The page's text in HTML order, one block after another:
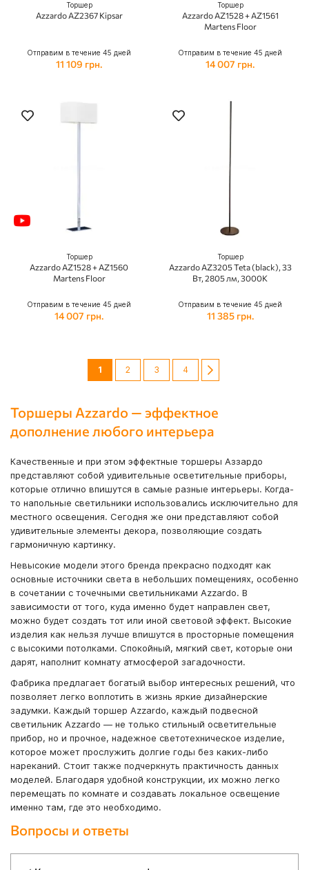
Торшер
Azzardo AZ2367 Kipsar
Отправим в течение 45 дней
11 109 грн.
Торшер
Azzardo AZ1528 + AZ1561
Martens Floor
Отправим в течение 45 дней
14 007 грн.
Торшер
Azzardo AZ1528 + AZ1560
Martens Floor
Отправим в течение 45 дней
14 007 грн.
Торшер
Azzardo AZ3205 Teta (black), 33
Вт, 2805 лм, 3000K
Отправим в течение 45 дней
11 385 грн.
You're currently reading page
1 Сторінка
2 Сторінка
3 Сторінка
4 Сторінка
Следующий
Торшеры Azzardo — эффектное
дополнение любого интерьера
Качественные и при этом эффектные торшеры Аззардо
представляют собой удивительные осветительные приборы,
которые отлично впишутся в самые разные интерьеры. Когда-
то напольные светильники использовались исключительно для
местного освещения. Сегодня же они представляют собой
удивительные элементы декора, позволяющие создать
гармоничную картинку.
Невысокие модели этого бренда прекрасно подходят как
основные источники света в небольших помещениях, особенно
в сочетании с точечными светильниками Azzardo. В
зависимости от того, куда именно будет направлен свет,
можно будет создать тот или иной световой эффект. Высокие
изделия как нельзя лучше впишутся в просторные помещения
с высокими потолками. Спокойный, мягкий свет, которые они
дарят, наполнит комнату атмосферой загадочности.
Фабрика предлагает богатый выбор интересных решений, что
позволяет легко воплотить в жизнь яркие дизайнерские
задумки. Каждый торшер Azzardo, каждый подвесной
светильник Azzardo — не только стильный осветительные
прибор, но и прочное, надежное светотехническое изделие,
которое может прослужить долгие годы без каких-либо
нареканий. Стоит также подчеркнуть практичность данных
моделей. Благодаря удобной конструкции, их можно легко
перемещать по комнате и создавать локальное освещение
именно там, где это необходимо.
Вопросы и ответы